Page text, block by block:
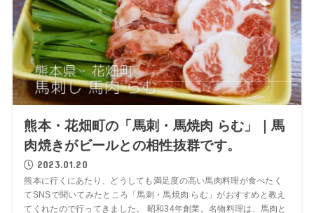
熊本・花畑町の「馬刺・馬焼肉 らむ」｜馬
肉焼きがビールとの相性抜群です。
2023.01.20
熊本に行くにあたり、どうしても満足度の高い馬肉料理が食べたく
てSNSで聞いてみたところ「馬刺・馬焼肉 らむ」がおすすめと教え
てくれたので行ってきました。 昭和34年創業。名物料理は、馬肉と